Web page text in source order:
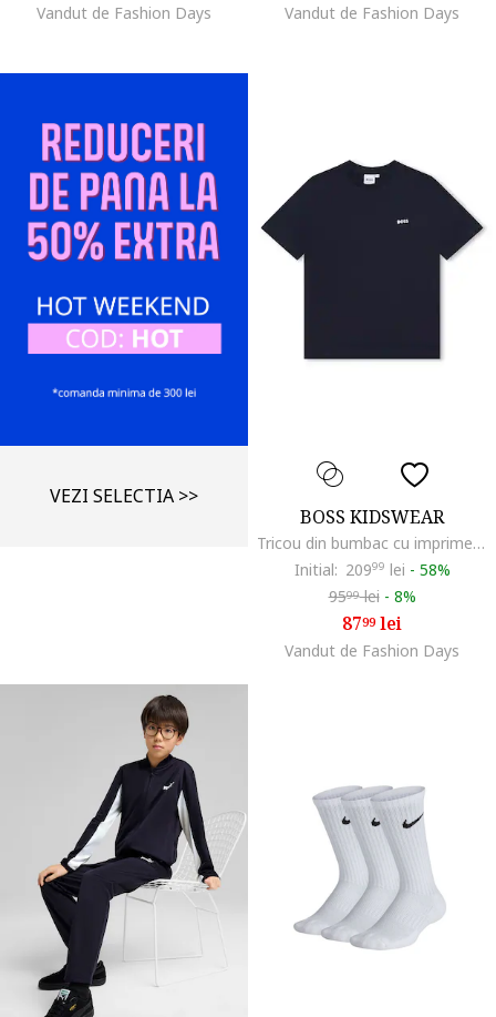
Vandut de Fashion Days Vandut de Fashion Days
VEZI SELECTIA >>
BOSS KIDSWEAR
Tricou din bumbac cu imprimeu logo discret, Bleumarin
Initial: 20999 lei - 58%
9599lei - 8%
8799lei
Vandut de Fashion Days